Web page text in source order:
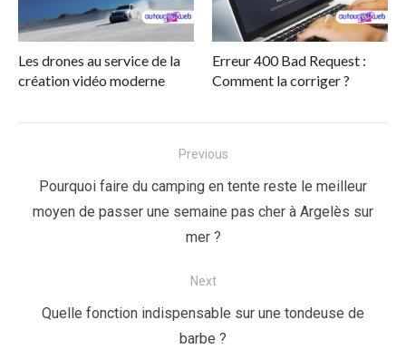
Les drones au service de la
création vidéo moderne
Erreur 400 Bad Request :
Comment la corriger ?
de
l’article
Previous
Previous
post:
Pourquoi faire du camping en tente reste le meilleur
moyen de passer une semaine pas cher à Argelès sur
mer ?
Next
Next
Quelle fonction indispensable sur une tondeuse de
barbe ?